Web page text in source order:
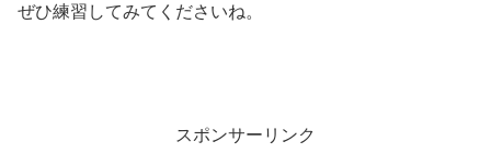
ぜひ練習してみてくださいね。
スポンサーリンク